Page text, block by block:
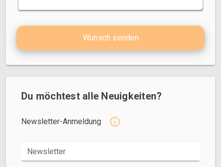
Wunsch senden
Du möchtest alle Neuigkeiten?
Newsletter-Anmeldung
Newsletter